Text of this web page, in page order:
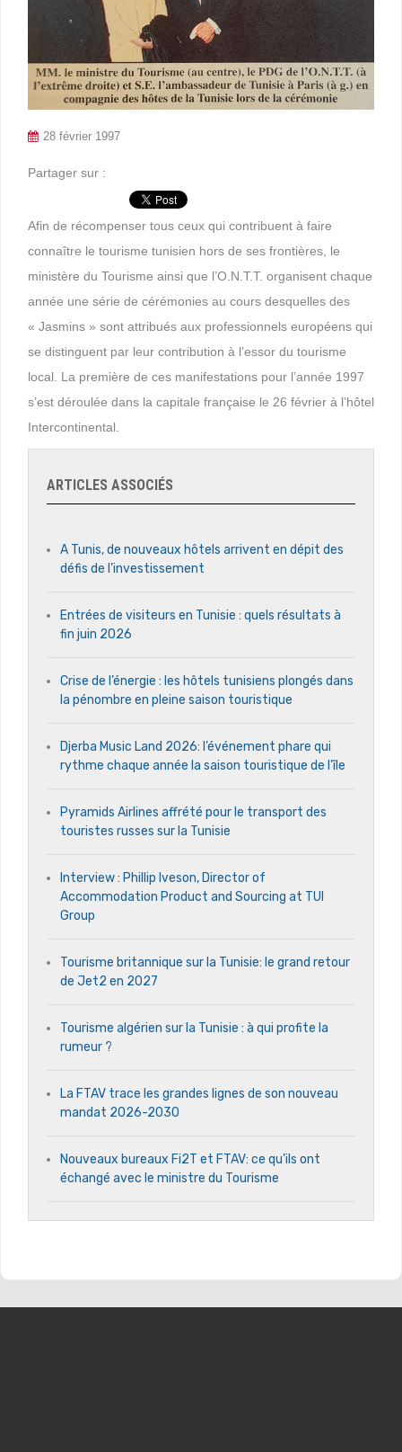
28 février 1997
Partager sur :
Afin de récompenser tous ceux qui contribuent à faire
connaître le tourisme tunisien hors de ses frontières, le
ministère du Tourisme ainsi que l’O.N.T.T. organisent chaque
année une série de cérémonies au cours desquelles des
« Jasmins » sont attribués aux professionnels européens qui
se distinguent par leur contribution à l’essor du tourisme
local. La première de ces manifestations pour l’année 1997
s’est déroulée dans la capitale française le 26 février à l’hôtel
Intercontinental.
ARTICLES ASSOCIÉS
A Tunis, de nouveaux hôtels arrivent en dépit des
défis de l’investissement
Entrées de visiteurs en Tunisie : quels résultats à
fin juin 2026
Crise de l’énergie : les hôtels tunisiens plongés dans
la pénombre en pleine saison touristique
Djerba Music Land 2026: l’événement phare qui
rythme chaque année la saison touristique de l’île
Pyramids Airlines affrété pour le transport des
touristes russes sur la Tunisie
Interview : Phillip Iveson, Director of
Accommodation Product and Sourcing at TUI
Group
Tourisme britannique sur la Tunisie: le grand retour
de Jet2 en 2027
Tourisme algérien sur la Tunisie : à qui profite la
rumeur ?
La FTAV trace les grandes lignes de son nouveau
mandat 2026-2030
Nouveaux bureaux Fi2T et FTAV: ce qu’ils ont
échangé avec le ministre du Tourisme